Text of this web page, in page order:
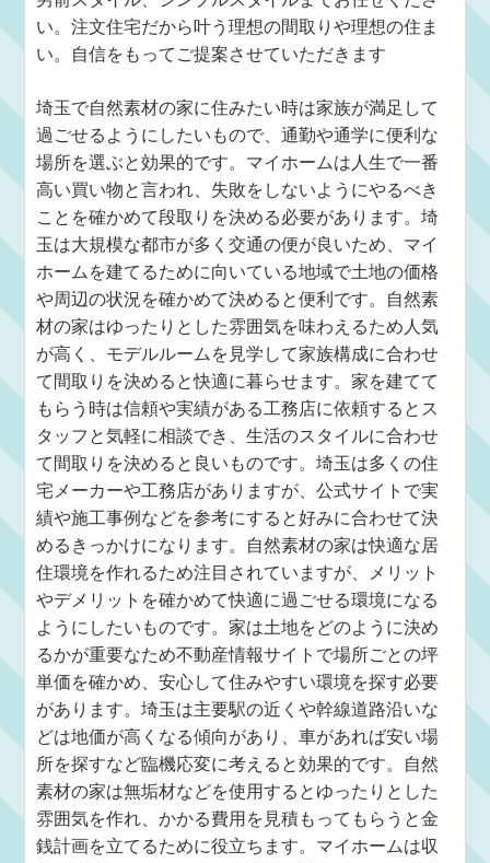
い。注文住宅だから叶う理想の間取りや理想の住ま
い。自信をもってご提案させていただきます
埼玉で自然素材の家に住みたい時は家族が満足して
過ごせるようにしたいもので、通勤や通学に便利な
場所を選ぶと効果的です。マイホームは人生で一番
高い買い物と言われ、失敗をしないようにやるべき
ことを確かめて段取りを決める必要があります。埼
玉は大規模な都市が多く交通の便が良いため、マイ
ホームを建てるために向いている地域で土地の価格
や周辺の状況を確かめて決めると便利です。自然素
材の家はゆったりとした雰囲気を味わえるため人気
が高く、モデルルームを見学して家族構成に合わせ
て間取りを決めると快適に暮らせます。家を建てて
もらう時は信頼や実績がある工務店に依頼するとス
タッフと気軽に相談でき、生活のスタイルに合わせ
て間取りを決めると良いものです。埼玉は多くの住
宅メーカーや工務店がありますが、公式サイトで実
績や施工事例などを参考にすると好みに合わせて決
めるきっかけになります。自然素材の家は快適な居
住環境を作れるため注目されていますが、メリット
やデメリットを確かめて快適に過ごせる環境になる
ようにしたいものです。家は土地をどのように決め
るかが重要なため不動産情報サイトで場所ごとの坪
単価を確かめ、安心して住みやすい環境を探す必要
があります。埼玉は主要駅の近くや幹線道路沿いな
どは地価が高くなる傾向があり、車があれば安い場
所を探すなど臨機応変に考えると効果的です。自然
素材の家は無垢材などを使用するとゆったりとした
雰囲気を作れ、かかる費用を見積もってもらうと金
銭計画を立てるために役立ちます。マイホームは収